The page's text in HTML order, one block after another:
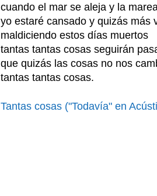
cuando el mar se aleja y la
yo estaré cansado y quizás más
maldiciendo estos días muertos
tantas tantas cosas seguirán
que quizás las cosas no nos
tantas tantas cosas.
Tantas cosas ("Todavía" en